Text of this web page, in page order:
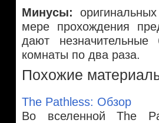
Минусы:
мере прохождения
дают незначительные
комнаты по два раза.
Похожие
The Pathless: Обзор
Во вселенной The